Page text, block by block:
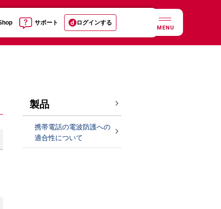
サポート ログインする
MENU
製品
携帯電話の電波防護への
適合性について